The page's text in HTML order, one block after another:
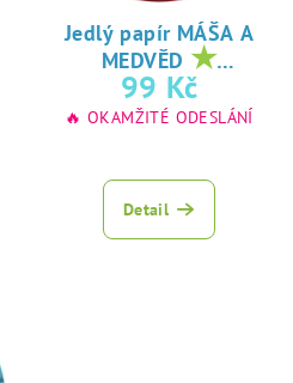
Jedlý papír MÁŠA A
MEDVĚD ★
oblíbený tisk na
jedlý papír
99 Kč
🔥 OKAMŽITÉ ODESLÁNÍ
Detail